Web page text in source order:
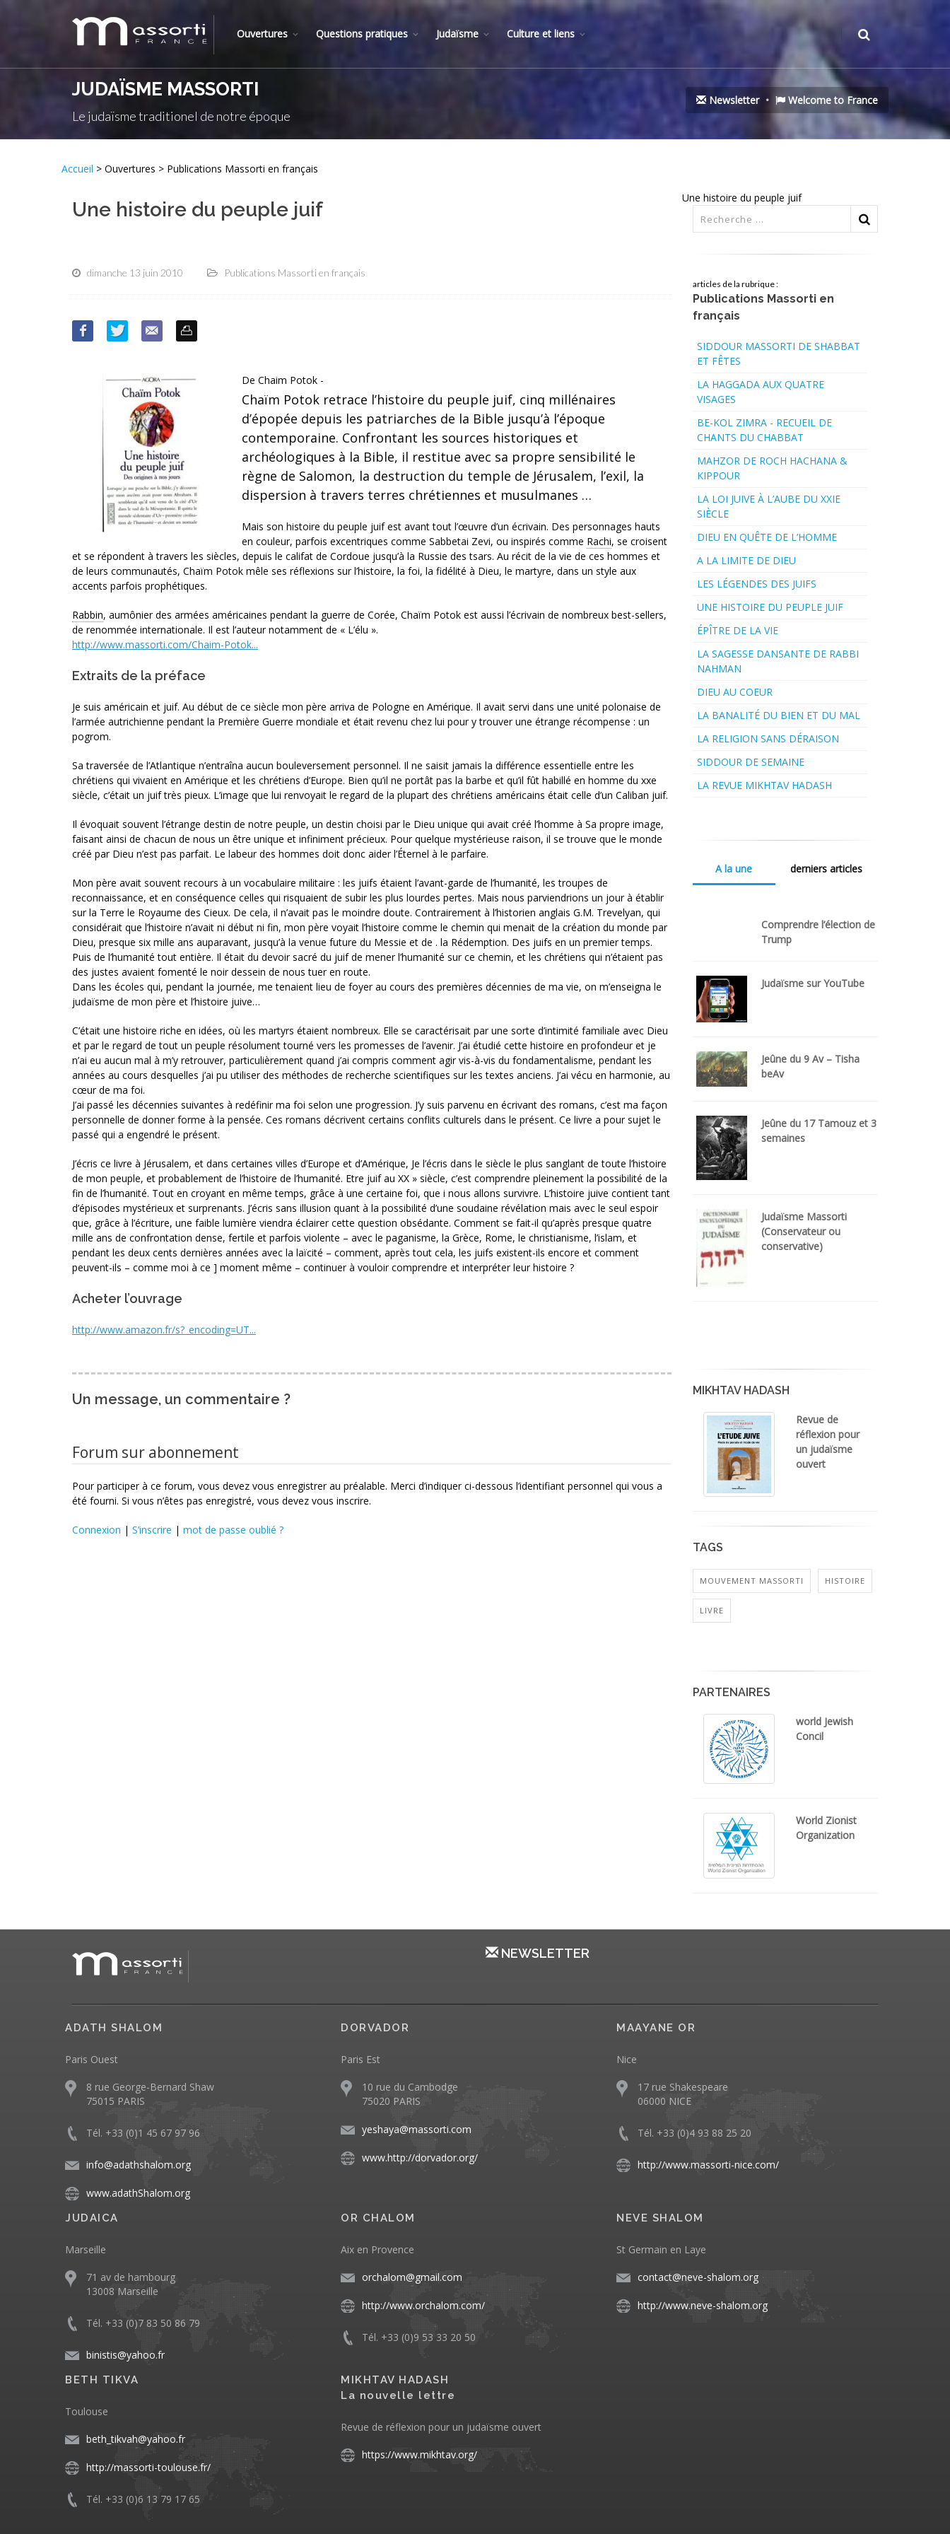
Ouvertures Questions pratiques Judaïsme Culture et liens
JUDAÏSME MASSORTI
Le judaïsme traditionel de notre époque
Newsletter Welcome to France
Accueil > Ouvertures > Publications Massorti en français
Une histoire du peuple juif
Une histoire du peuple juif
dimanche 13 juin 2010 Publications Massorti en français
De Chaim Potok -
Chaïm Potok retrace l’histoire du peuple juif, cinq millénaires
d’épopée depuis les patriarches de la Bible jusqu’à l’époque
contemporaine. Confrontant les sources historiques et
archéologiques à la Bible, il restitue avec sa propre sensibilité le
règne de Salomon, la destruction du temple de Jérusalem, l’exil, la
dispersion à travers terres chrétiennes et musulmanes …
Mais son histoire du peuple juif est avant tout l’œuvre d’un écrivain. Des personnages hauts
en couleur, parfois excentriques comme Sabbetai Zevi, ou inspirés comme Rachi, se croisent
et se répondent à travers les siècles, depuis le califat de Cordoue jusqu’à la Russie des tsars. Au récit de la vie de ces hommes et
de leurs communautés, Chaïm Potok mêle ses réflexions sur l’histoire, la foi, la fidélité à Dieu, le martyre, dans un style aux
accents parfois prophétiques.
Rabbin, aumônier des armées américaines pendant la guerre de Corée, Chaïm Potok est aussi l’écrivain de nombreux best-sellers,
de renommée internationale. Il est l’auteur notamment de « L’élu ».
http://www.massorti.com/Chaim-Potok...
Extraits de la préface
Je suis américain et juif. Au début de ce siècle mon père arriva de Pologne en Amérique. Il avait servi dans une unité polonaise de
l’armée autrichienne pendant la Première Guerre mondiale et était revenu chez lui pour y trouver une étrange récompense : un
pogrom.
Sa traversée de l’Atlantique n’entraîna aucun bouleversement personnel. Il ne saisit jamais la différence essentielle entre les
chrétiens qui vivaient en Amérique et les chrétiens d’Europe. Bien qu’il ne portât pas la barbe et qu’il fût habillé en homme du xxe
siècle, c’était un juif très pieux. L’image que lui renvoyait le regard de la plupart des chrétiens américains était celle d’un Caliban juif.
Il évoquait souvent l’étrange destin de notre peuple, un destin choisi par le Dieu unique qui avait créé l’homme à Sa propre image,
faisant ainsi de chacun de nous un être unique et infiniment précieux. Pour quelque mystérieuse raison, il se trouve que le monde
créé par Dieu n’est pas parfait. Le labeur des hommes doit donc aider l’Éternel à le parfaire.
Mon père avait souvent recours à un vocabulaire militaire : les juifs étaient l’avant-garde de l’humanité, les troupes de
reconnaissance, et en conséquence celles qui risquaient de subir les plus lourdes pertes. Mais nous parviendrions un jour à établir
sur la Terre le Royaume des Cieux. De cela, il n’avait pas le moindre doute. Contrairement à l’historien anglais G.M. Trevelyan, qui
considérait que l’histoire n’avait ni début ni fin, mon père voyait l’histoire comme le chemin qui menait de la création du monde par
Dieu, presque six mille ans auparavant, jusqu’à la venue future du Messie et de . la Rédemption. Des juifs en un premier temps.
Puis de l’humanité tout entière. Il était du devoir sacré du juif de mener l’humanité sur ce chemin, et les chrétiens qui n’étaient pas
des justes avaient fomenté le noir dessein de nous tuer en route.
Dans les écoles qui, pendant la journée, me tenaient lieu de foyer au cours des premières décennies de ma vie, on m’enseigna le
judaïsme de mon père et l’histoire juive…
C’était une histoire riche en idées, où les martyrs étaient nombreux. Elle se caractérisait par une sorte d’intimité familiale avec Dieu
et par le regard de tout un peuple résolument tourné vers les promesses de l’avenir. J’ai étudié cette histoire en profondeur et je
n’ai eu aucun mal à m’y retrouver, particulièrement quand j’ai compris comment agir vis-à-vis du fondamentalisme, pendant les
années au cours desquelles j’ai pu utiliser des méthodes de recherche scientifiques sur les textes anciens. J’ai vécu en harmonie, au
cœur de ma foi.
J’ai passé les décennies suivantes à redéfinir ma foi selon une progression. J’y suis parvenu en écrivant des romans, c’est ma façon
personnelle de donner forme à la pensée. Ces romans décrivent certains conflits culturels dans le présent. Ce livre a pour sujet le
passé qui a engendré le présent.
J’écris ce livre à Jérusalem, et dans certaines villes d’Europe et d’Amérique, Je l’écris dans le siècle le plus sanglant de toute l’histoire
de mon peuple, et probablement de l’histoire de l’humanité. Etre juif au XX » siècle, c’est comprendre pleinement la possibilité de la
fin de l’humanité. Tout en croyant en même temps, grâce à une certaine foi, que i nous allons survivre. L’histoire juive contient tant
d’épisodes mystérieux et surprenants. J’écris sans illusion quant à la possibilité d’une soudaine révélation mais avec le seul espoir
que, grâce à l’écriture, une faible lumière viendra éclairer cette question obsédante. Comment se fait-il qu’après presque quatre
mille ans de confrontation dense, fertile et parfois violente – avec le paganisme, la Grèce, Rome, le christianisme, l’islam, et
pendant les deux cents dernières années avec la laïcité – comment, après tout cela, les juifs existent-ils encore et comment
peuvent-ils – comme moi à ce ] moment même – continuer à vouloir comprendre et interpréter leur histoire ?
Acheter l’ouvrage
http://www.amazon.fr/s?_encoding=UT...
Un message, un commentaire ?
Forum sur abonnement
Pour participer à ce forum, vous devez vous enregistrer au préalable. Merci d’indiquer ci-dessous l’identifiant personnel qui vous a
été fourni. Si vous n’êtes pas enregistré, vous devez vous inscrire.
Connexion | S’inscrire | mot de passe oublié ?
articles de la rubrique :
Publications Massorti en
français
SIDDOUR MASSORTI DE SHABBAT
ET FÊTES
LA HAGGADA AUX QUATRE
VISAGES
BE-KOL ZIMRA - RECUEIL DE
CHANTS DU CHABBAT
MAHZOR DE ROCH HACHANA &
KIPPOUR
LA LOI JUIVE À L’AUBE DU XXIE
SIÈCLE
DIEU EN QUÊTE DE L’HOMME
A LA LIMITE DE DIEU
LES LÉGENDES DES JUIFS
UNE HISTOIRE DU PEUPLE JUIF
ÉPÎTRE DE LA VIE
LA SAGESSE DANSANTE DE RABBI
NAHMAN
DIEU AU COEUR
LA BANALITÉ DU BIEN ET DU MAL
LA RELIGION SANS DÉRAISON
SIDDOUR DE SEMAINE
LA REVUE MIKHTAV HADASH
A la une derniers articles
Comprendre l’élection de
Trump
Judaïsme sur YouTube
Jeûne du 9 Av – Tisha
beAv
Jeûne du 17 Tamouz et 3
semaines
Judaïsme Massorti
(Conservateur ou
conservative)
MIKHTAV HADASH
Revue de
réflexion pour
un judaïsme
ouvert
TAGS
MOUVEMENT MASSORTI HISTOIRE
LIVRE
PARTENAIRES
world Jewish
Concil
World Zionist
Organization
NEWSLETTER
ADATH SHALOM
Paris Ouest
8 rue George-Bernard Shaw
75015 PARIS
Tél. +33 (0)1 45 67 97 96
info@adathshalom.org
www.adathShalom.org
DORVADOR
Paris Est
10 rue du Cambodge
75020 PARIS
yeshaya@massorti.com
www.http://dorvador.org/
MAAYANE OR
Nice
17 rue Shakespeare
06000 NICE
Tél. +33 (0)4 93 88 25 20
http://www.massorti-nice.com/
JUDAICA
Marseille
71 av de hambourg
13008 Marseille
Tél. +33 (0)7 83 50 86 79
binistis@yahoo.fr
OR CHALOM
Aix en Provence
orchalom@gmail.com
http://www.orchalom.com/
Tél. +33 (0)9 53 33 20 50
NEVE SHALOM
St Germain en Laye
contact@neve-shalom.org
http://www.neve-shalom.org
BETH TIKVA
Toulouse
beth_tikvah@yahoo.fr
http://massorti-toulouse.fr/
Tél. +33 (0)6 13 79 17 65
MIKHTAV HADASH
La nouvelle lettre
Revue de réflexion pour un judaïsme ouvert
https://www.mikhtav.org/